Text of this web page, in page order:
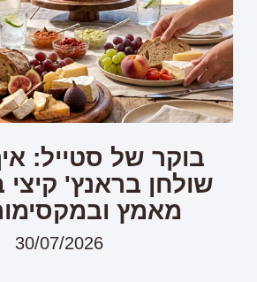
בוקר של סטייל:
שולחן בראנץ' קיצי
מאמץ
30/07/2026